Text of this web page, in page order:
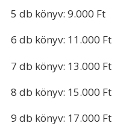
5 db könyv: 9.000 Ft
6 db könyv: 11.000 Ft
7 db könyv: 13.000 Ft
8 db könyv: 15.000 Ft
9 db könyv: 17.000 Ft